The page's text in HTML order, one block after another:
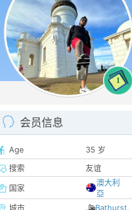
1
会员信息
Age
35 岁
搜索
友谊
国家
澳大利
亞
城市
Bathurst,